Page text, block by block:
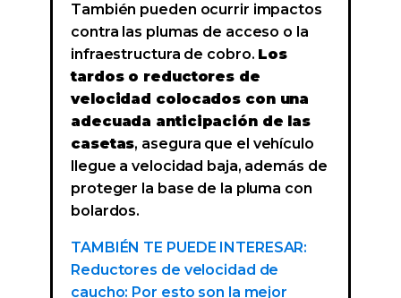
También pueden ocurrir impactos
contra las plumas de acceso o la
infraestructura de cobro. Los
tardos o reductores de
velocidad colocados con una
adecuada anticipación de las
casetas, asegura que el vehículo
llegue a velocidad baja, además de
proteger la base de la pluma con
bolardos.
TAMBIÉN TE PUEDE INTERESAR:
Reductores de velocidad de
caucho: Por esto son la mejor